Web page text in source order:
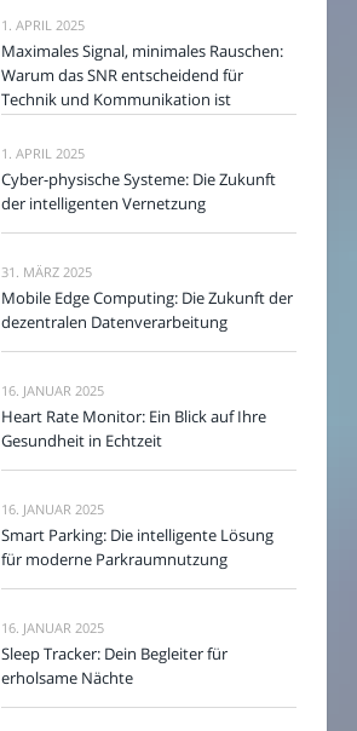
1. APRIL 2025
Maximales Signal, minimales Rauschen:
Warum das SNR entscheidend für
Technik und Kommunikation ist
1. APRIL 2025
Cyber-physische Systeme: Die Zukunft
der intelligenten Vernetzung
31. MÄRZ 2025
Mobile Edge Computing: Die Zukunft der
dezentralen Datenverarbeitung
16. JANUAR 2025
Heart Rate Monitor: Ein Blick auf Ihre
Gesundheit in Echtzeit
16. JANUAR 2025
Smart Parking: Die intelligente Lösung
für moderne Parkraumnutzung
16. JANUAR 2025
Sleep Tracker: Dein Begleiter für
erholsame Nächte